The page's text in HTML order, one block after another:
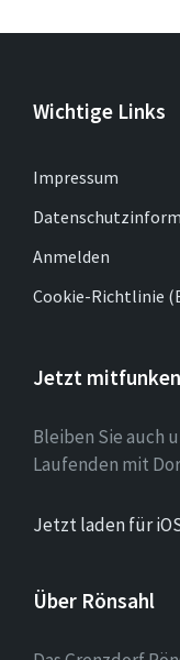
Wichtige Links
Impressum
Anmelden
Cookie-Richtlinie
Jetzt
Bleiben Sie auch
Laufenden mit
Jetzt laden für
Über Rönsahl